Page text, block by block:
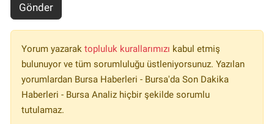
Gönder
Yorum yazarak topluluk kurallarımızı kabul etmiş
bulunuyor ve tüm sorumluluğu üstleniyorsunuz. Yazılan
yorumlardan Bursa Haberleri - Bursa'da Son Dakika
Haberleri - Bursa Analiz hiçbir şekilde sorumlu
tutulamaz.